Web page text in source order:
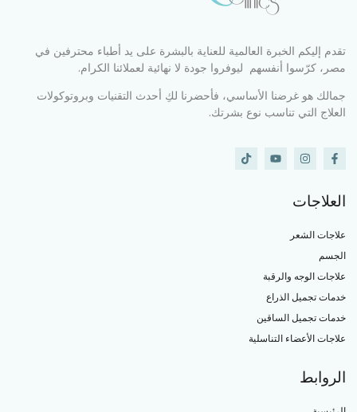
تقدم إليكم الخبرة العالمية للعناية بالبشرة على يد أطباء محترفين في
مصر، كرّسوا أنفسهم ليوفروا جودة لا نهائية لعملائنا الكرام.
جمالك هو غرضنا الأساسي، فأحضرنا لكِ أحدث التقنيات وبروتوكولات
العلاج التي تناسب نوع بشرتك.
العلاجات
علاجات الشعر
الجسم
علاجات الوجه والرقبة
خدمات تجميل الذراع
خدمات تجميل الساقين
علاجات الأعضاء التناسلية
الروابط